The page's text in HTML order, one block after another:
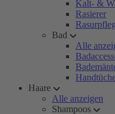
Kalt- &
Rasierer
Bad
Alle
Haare
Alle anzeigen
Shampoos